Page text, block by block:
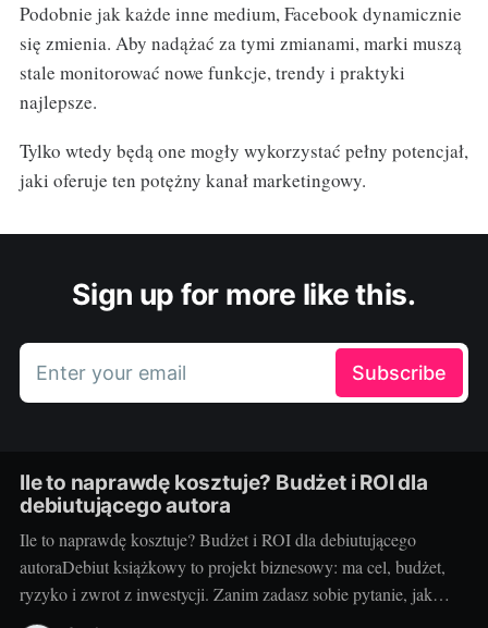
Podobnie jak każde inne medium, Facebook dynamicznie
się zmienia. Aby nadążać za tymi zmianami, marki muszą
stale monitorować nowe funkcje, trendy i praktyki
najlepsze.
Tylko wtedy będą one mogły wykorzystać pełny potencjał,
jaki oferuje ten potężny kanał marketingowy.
Sign up for more like this.
Enter your email Subscribe
Ile to naprawdę kosztuje? Budżet i ROI dla
debiutującego autora
Ile to naprawdę kosztuje? Budżet i ROI dla debiutującego
autoraDebiut książkowy to projekt biznesowy: ma cel, budżet,
ryzyko i zwrot z inwestycji. Zanim zadasz sobie pytanie, jak
wydać książkę, policz koszty i sprawdź, kiedy inwestycja się